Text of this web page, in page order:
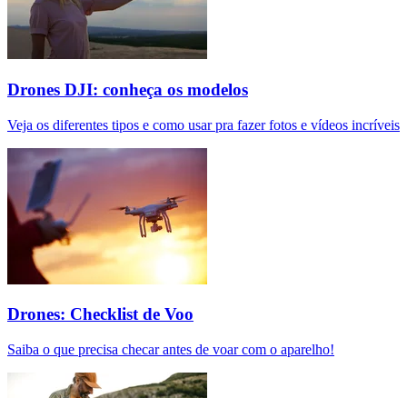
Drones DJI: conheça os modelos
Veja os diferentes tipos e como usar pra fazer fotos e vídeos incríveis
Drones: Checklist de Voo
Saiba o que precisa checar antes de voar com o aparelho!